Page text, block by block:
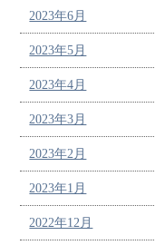
2023年6月
2023年5月
2023年4月
2023年3月
2023年2月
2023年1月
2022年12月